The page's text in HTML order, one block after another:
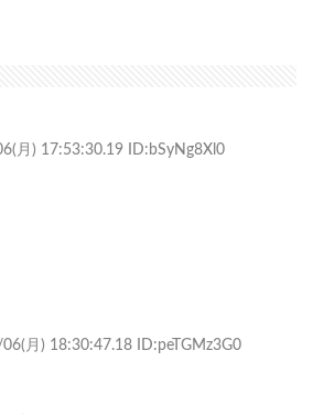
月) 17:53:30.19 ID:bSyNg8Xl0
月) 18:30:47.18 ID:peTGMz3G0